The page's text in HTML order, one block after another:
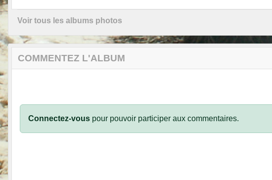
Voir tous les albums photos
COMMENTEZ L'ALBUM
Connectez-vous pour pouvoir participer aux commentaires.